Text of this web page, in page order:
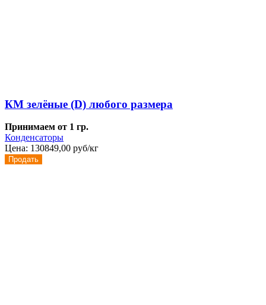
КМ зелёные (D) любого размера
Принимаем от 1 гр.
Конденсаторы
Цена: 130849,00 руб/кг
Продать